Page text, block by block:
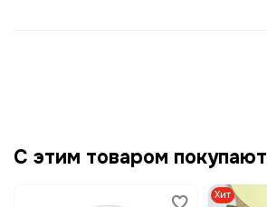
С этим товаром покупают
Хит